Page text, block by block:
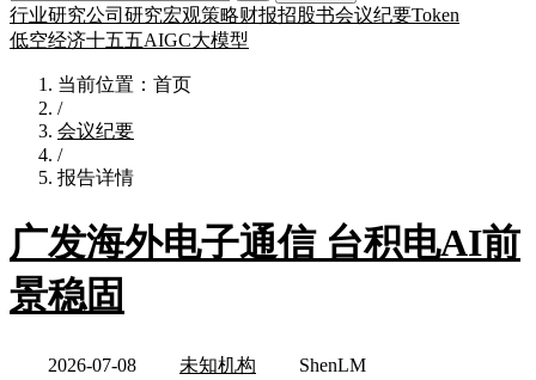
行业研究公司研究宏观策略财报招股书会议纪要Token
低空经济十五五AIGC大模型
当前位置：首页
/
会议纪要
/
报告详情
广发海外电子通信 台积电AI前
景稳固
2026-07-08 未知机构 ShenLM